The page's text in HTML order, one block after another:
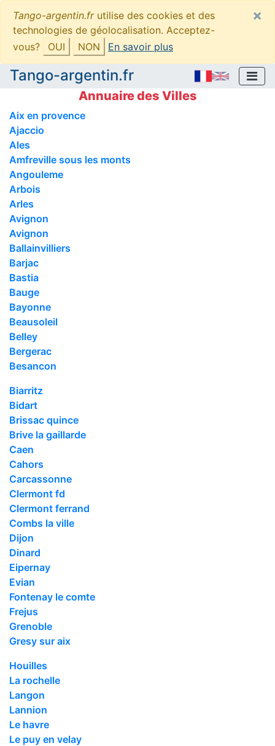
Tango-argentin.frutilise des cookies et des
technologies de géolocalisation. Acceptez-
vous?
OUI NON En savoir plus
×
Tango-argentin.fr
Annuaire des Villes
Aix en provence
Ajaccio
Ales
Amfreville sous les monts
Angouleme
Arbois
Arles
Avignon
Avignon
Ballainvilliers
Barjac
Bastia
Bauge
Bayonne
Beausoleil
Belley
Bergerac
Besancon
Biarritz
Bidart
Brissac quince
Brive la gaillarde
Caen
Cahors
Carcassonne
Clermont fd
Clermont ferrand
Combs la ville
Dijon
Dinard
Eipernay
Evian
Fontenay le comte
Frejus
Grenoble
Gresy sur aix
Houilles
La rochelle
Langon
Lannion
Le havre
Le puy en velay